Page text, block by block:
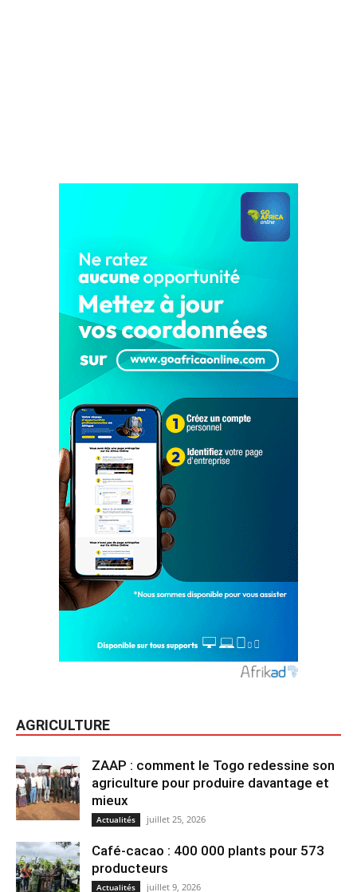
AGRICULTURE
ZAAP : comment le Togo redessine son
agriculture pour produire davantage et
mieux
Actualités juillet 25, 2026
Café-cacao : 400 000 plants pour 573
producteurs
Actualités juillet 9, 2026